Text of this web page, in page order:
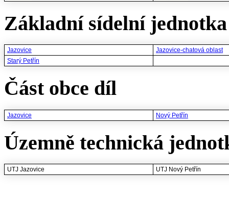
Základní sídelní
Jazovice
Jazovice-chatová oblast
Starý Petřín
Část obce díl
Jazovice Nový Petřín
Územně technická
UTJ Jazovice UTJ Nový Petřín